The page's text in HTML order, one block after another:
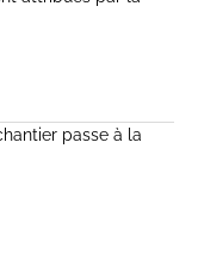
passe à la